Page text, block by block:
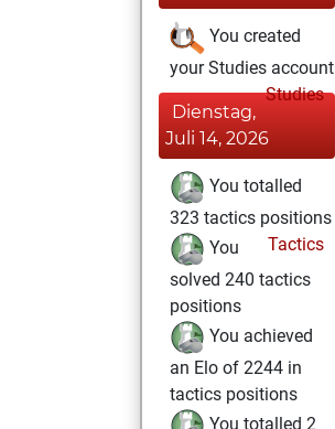
You created
your Studies account
Studies
Dienstag,
Juli 14, 2026
You totalled
323 tactics positions
Tactics
You
solved 240 tactics
positions
You achieved
an Elo of 2244 in
tactics positions
You totalled 2